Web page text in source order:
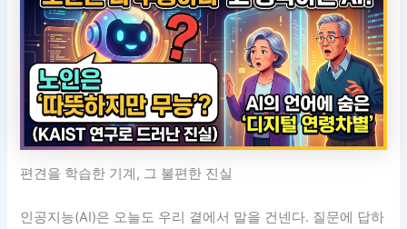
편견을 학습한 기계, 그 불편한 진실
인공지능(AI)은 오늘도 우리 곁에서 말을 건넨다. 질문에 답하